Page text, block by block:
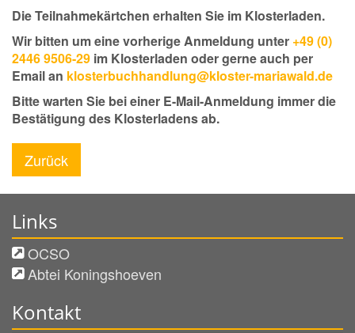
Die Teilnahmekärtchen erhalten Sie im Klosterladen.
Wir bitten um eine vorherige Anmeldung unter +49 (0)
2446 9506-29 im Klosterladen oder gerne auch per
Email an klosterbuchhandlung@kloster-mariawald.de
Bitte warten Sie bei einer E-Mail-Anmeldung immer die
Bestätigung des Klosterladens ab.
Zurück
Links
OCSO
Abtei Koningshoeven
Kontakt